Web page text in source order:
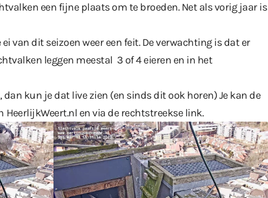
een fijne plaats om te broeden. Net als vorig jaar is
van dit seizoen weer een feit. De verwachting is dat er
leggen meestal 3 of 4 eieren en in het
kun je dat live zien (en sinds dit ook horen) Je kan de
HeerlijkWeert.nl en via derechtstreekse link.